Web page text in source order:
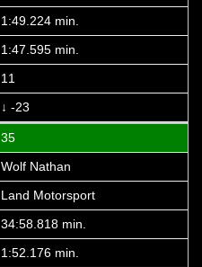
1:49.224 min.
1:47.595 min.
11
↓ -23
35
Wolf Nathan
Land Motorsport
34:58.818 min.
1:52.176 min.